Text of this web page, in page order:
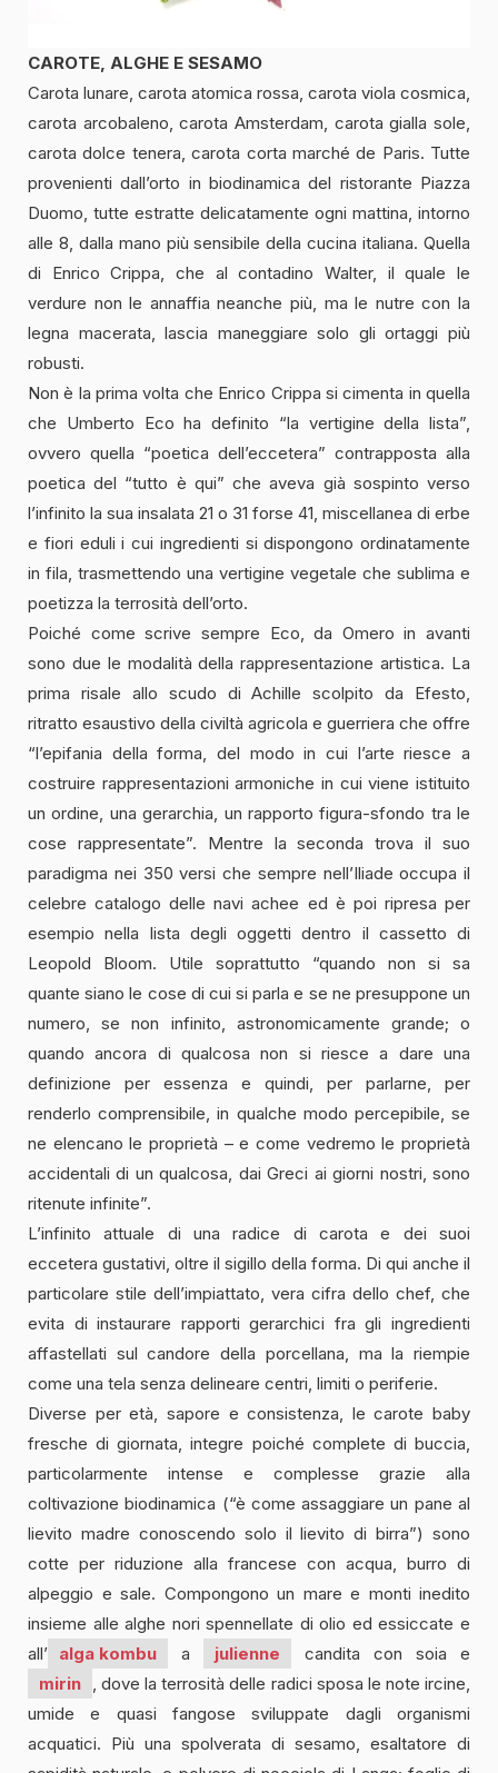
CAROTE, ALGHE E SESAMO
Carota lunare, carota atomica rossa, carota viola cosmica,
carota arcobaleno, carota Amsterdam, carota gialla sole,
carota dolce tenera, carota corta marché de Paris. Tutte
provenienti dall’orto in biodinamica del ristorante Piazza
Duomo, tutte estratte delicatamente ogni mattina, intorno
alle 8, dalla mano più sensibile della cucina italiana. Quella
di Enrico Crippa, che al contadino Walter, il quale le
verdure non le annaffia neanche più, ma le nutre con la
legna macerata, lascia maneggiare solo gli ortaggi più
robusti.
Non è la prima volta che Enrico Crippa si cimenta in quella
che Umberto Eco ha definito “la vertigine della lista”,
ovvero quella “poetica dell’eccetera” contrapposta alla
poetica del “tutto è qui” che aveva già sospinto verso
l’infinito la sua insalata 21 o 31 forse 41, miscellanea di erbe
e fiori eduli i cui ingredienti si dispongono ordinatamente
in fila, trasmettendo una vertigine vegetale che sublima e
poetizza la terrosità dell’orto.
Poiché come scrive sempre Eco, da Omero in avanti
sono due le modalità della rappresentazione artistica. La
prima risale allo scudo di Achille scolpito da Efesto,
ritratto esaustivo della civiltà agricola e guerriera che offre
“l’epifania della forma, del modo in cui l’arte riesce a
costruire rappresentazioni armoniche in cui viene istituito
un ordine, una gerarchia, un rapporto figura-sfondo tra le
cose rappresentate”. Mentre la seconda trova il suo
paradigma nei 350 versi che sempre nell’Iliade occupa il
celebre catalogo delle navi achee ed è poi ripresa per
esempio nella lista degli oggetti dentro il cassetto di
Leopold Bloom. Utile soprattutto “quando non si sa
quante siano le cose di cui si parla e se ne presuppone un
numero, se non infinito, astronomicamente grande; o
quando ancora di qualcosa non si riesce a dare una
definizione per essenza e quindi, per parlarne, per
renderlo comprensibile, in qualche modo percepibile, se
ne elencano le proprietà – e come vedremo le proprietà
accidentali di un qualcosa, dai Greci ai giorni nostri, sono
ritenute infinite”.
L’infinito attuale di una radice di carota e dei suoi
eccetera gustativi, oltre il sigillo della forma. Di qui anche il
particolare stile dell’impiattato, vera cifra dello chef, che
evita di instaurare rapporti gerarchici fra gli ingredienti
affastellati sul candore della porcellana, ma la riempie
come una tela senza delineare centri, limiti o periferie.
Diverse per età, sapore e consistenza, le carote baby
fresche di giornata, integre poiché complete di buccia,
particolarmente intense e complesse grazie alla
coltivazione biodinamica (“è come assaggiare un pane al
lievito madre conoscendo solo il lievito di birra”) sono
cotte per riduzione alla francese con acqua, burro di
alpeggio e sale. Compongono un mare e monti inedito
insieme alle alghe nori spennellate di olio ed essiccate e
all’ alga kombu a julienne
candita con soia e
mirin , dove la terrosità delle radici sposa le note ircine,
umide e quasi fangose sviluppate dagli organismi
acquatici. Più una spolverata di sesamo, esaltatore di